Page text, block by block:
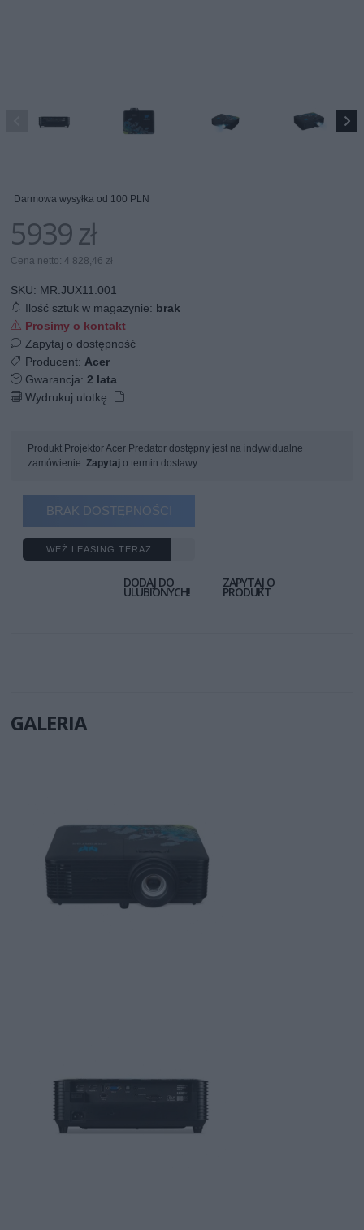
Darmowa wysyłka od 100 PLN
5939 zł
Cena netto: 4 828,46 zł
SKU: MR.JUX11.001
Ilość sztuk w magazynie: brak
Prosimy o kontakt
Zapytaj o dostępność
Producent: Acer
Gwarancja:2 lata
Wydrukuj ulotkę:
Produkt Projektor Acer Predator dostępny jest na indywidualne
zamówienie.Zapytaj o termin dostawy.
BRAK DOSTĘPNOŚCI
WEŹ LEASING TERAZ
DODAJ DO
ULUBIONYCH!
ZAPYTAJ O
PRODUKT
GALERIA